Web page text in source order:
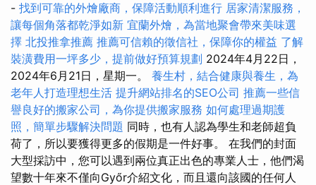
- 找到可靠的外燴廠商，保障活動順利進行 居家清潔服務，
讓每個角落都乾淨如新 宜蘭外燴，為當地聚會帶來美味選
擇 北投推拿推薦 推薦可信賴的徵信社，保障你的權益 了解
裝潢費用一坪多少，提前做好預算規劃 2024年4月22日，
2024年6月21日，星期一。 養生村，結合健康與養生，為
老年人打造理想生活 提升網站排名的SEO公司 推薦一些信
譽良好的搬家公司，為你提供搬家服務 如何處理過期護
照，簡單步驟解決問題 同時，也有人認為學生和老師超負
荷了，所以要獲得更多的假期是一件好事。 在我們的封面
大型採訪中，您可以遇到兩位真正出色的專業人士，他們渴
望數十年來不僅向Győr介紹文化，而且還向該國的任何人